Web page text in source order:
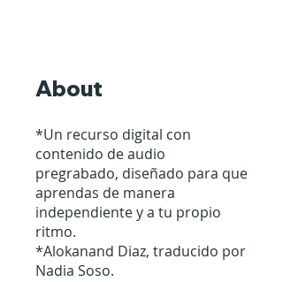
About
*Un recurso digital con
contenido de audio
pregrabado, diseñado para que
aprendas de manera
independiente y a tu propio
ritmo.
*Alokanand Diaz, traducido por
Nadia Soso.